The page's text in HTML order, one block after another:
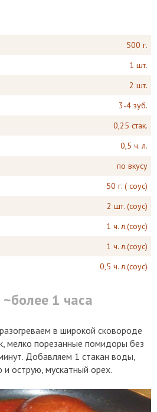
500 г.
1 шт.
2 шт.
3-4 зуб.
0,25 стак.
0,5 ч. л.
по вкусу
50 г. ( соус)
2 шт. (соус)
1 ч. л.(соус)
1 ч. л.(соус)
0,5 ч. л.(соус)
~более 1 часа
в широкой сковороде
мелко порезанные помидоры без
Добавляем 1 стакан воды,
и острую, мускатный орех.